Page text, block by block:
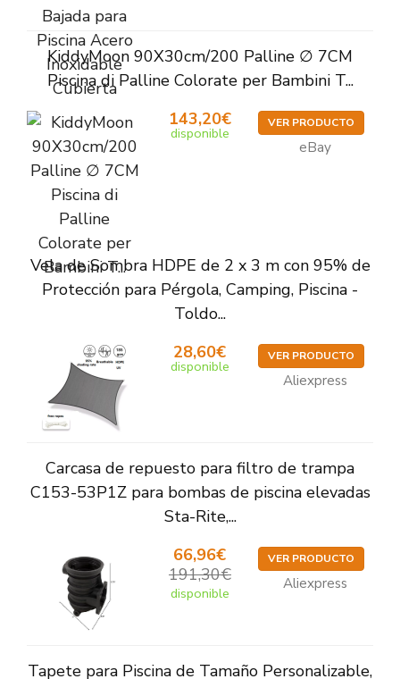
KiddyMoon 90X30cm/200 Palline ∅ 7CM
Piscina di Palline Colorate per Bambini T...
143,20€
disponible
VER PRODUCTO
eBay
Vela de Sombra HDPE de 2 x 3 m con 95% de
Protección para Pérgola, Camping, Piscina -
Toldo...
28,60€
disponible
VER PRODUCTO
Aliexpress
Carcasa de repuesto para filtro de trampa
C153-53P1Z para bombas de piscina elevadas
Sta-Rite,...
66,96€
191,30€
disponible
VER PRODUCTO
Aliexpress
Tapete para Piscina de Tamaño Personalizable,